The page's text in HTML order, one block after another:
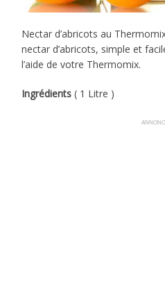
Nectar d’abricots au
nectar d’abricots, simple et
l’aide de votre Thermomix.
Ingrédients ( 1 Litre )